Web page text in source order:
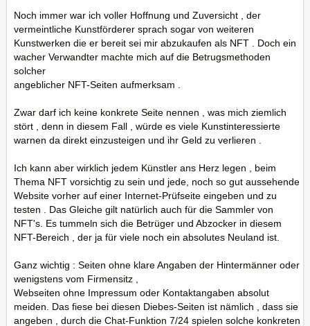
Noch immer war ich voller Hoffnung und Zuversicht , der
vermeintliche Kunstförderer sprach sogar von weiteren
Kunstwerken die er bereit sei mir abzukaufen als NFT . Doch ein
wacher Verwandter machte mich auf die Betrugsmethoden
solcher
angeblicher NFT-Seiten aufmerksam .
Zwar darf ich keine konkrete Seite nennen , was mich ziemlich
stört , denn in diesem Fall , würde es viele Kunstinteressierte
warnen da direkt einzusteigen und ihr Geld zu verlieren .
Ich kann aber wirklich jedem Künstler ans Herz legen , beim
Thema NFT vorsichtig zu sein und jede, noch so gut aussehende
Website vorher auf einer Internet-Prüfseite eingeben und zu
testen . Das Gleiche gilt natürlich auch für die Sammler von
NFT's. Es tummeln sich die Betrüger und Abzocker in diesem
NFT-Bereich , der ja für viele noch ein absolutes Neuland ist.
Ganz wichtig : Seiten ohne klare Angaben der Hintermänner oder
wenigstens vom Firmensitz ,
Webseiten ohne Impressum oder Kontaktangaben absolut
meiden. Das fiese bei diesen Diebes-Seiten ist nämlich , dass sie
angeben , durch die Chat-Funktion 7/24 spielen solche konkreten